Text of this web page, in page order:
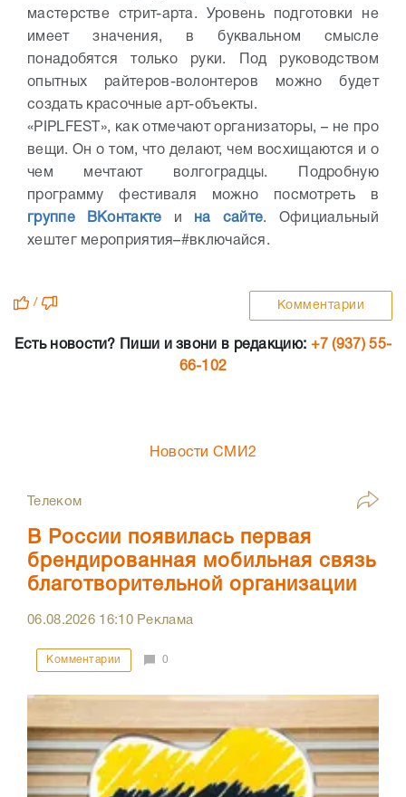
мастерстве стрит-арта. Уровень подготовки не
имеет значения, в буквальном смысле
понадобятся только руки. Под руководством
опытных райтеров-волонтеров можно будет
создать красочные арт-объекты.
«PIPLFEST», как отмечают организаторы, – не про
вещи. Он о том, что делают, чем восхищаются и о
чем мечтают волгоградцы. Подробную
программу фестиваля можно посмотреть в
группе ВКонтакте и на сайте. Официальный
хештег мероприятия–#включайся.
/ Комментарии
Есть новости? Пиши и звони в редакцию: +7 (937) 55-
66-102
Новости СМИ2
Телеком
В России появилась первая
брендированная мобильная связь
благотворительной организации
06.08.2026 16:10Реклама
Комментарии 0